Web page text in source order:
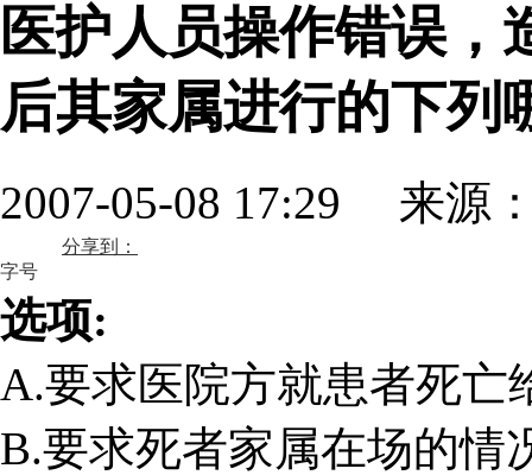
医护人员操作错误，
后其家属进行的下列
2007-05-08 17:29 来源
字号
分享到：
选项:
A.要求医院方就患者死亡
B.要求死者家属在场的情